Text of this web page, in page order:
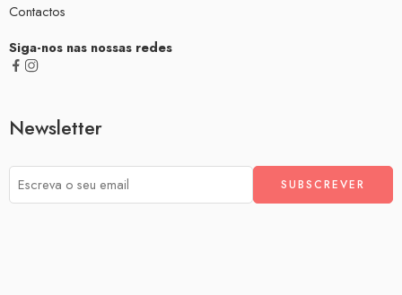
Contactos
Siga-nos nas nossas redes
Newsletter